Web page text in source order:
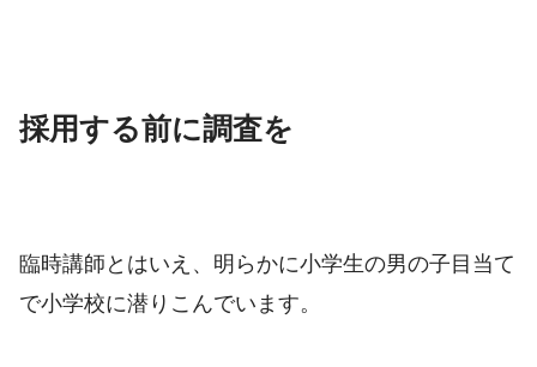
採用する前に調査を
臨時講師とはいえ、明らかに小学生の男の子目当て
で小学校に潜りこんでいます。